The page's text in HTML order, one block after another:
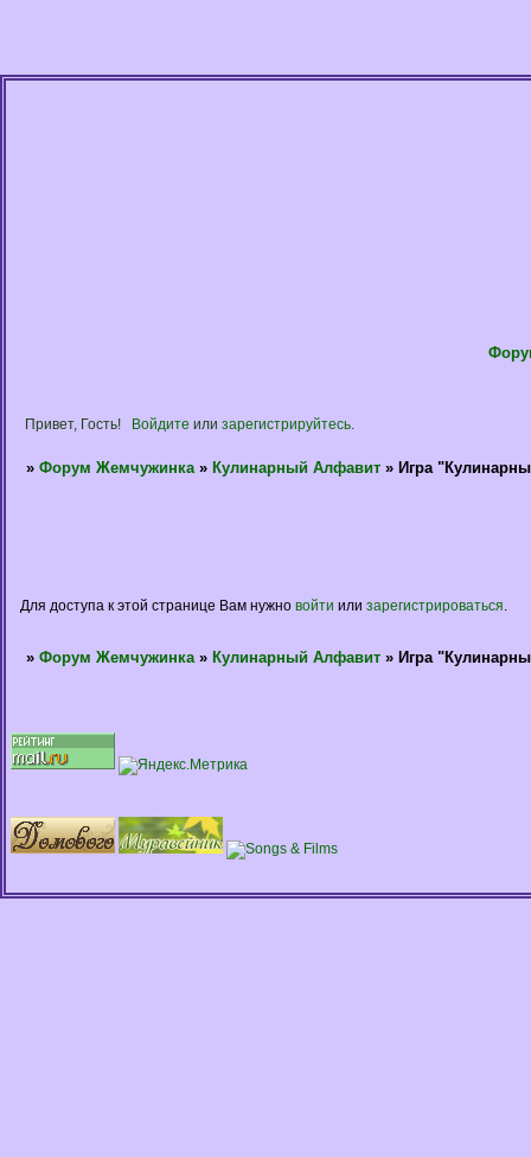
Привет, Гость! Войдите или зарегистрируйтесь.
» Форум Жемчужинка » Кулинарный Алфавит » Игра
Для доступа к этой странице Вам нужно войти или зарегистрироваться
» Форум Жемчужинка » Кулинарный Алфавит » Игра